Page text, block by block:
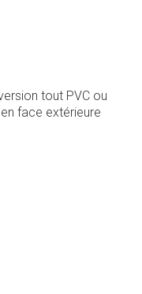
tout PVC ou
face extérieure